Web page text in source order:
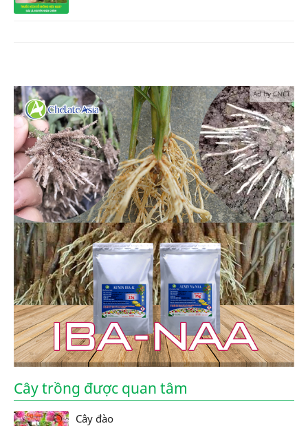
Ad by CNCT
Cây trồng được quan tâm
Cây đào